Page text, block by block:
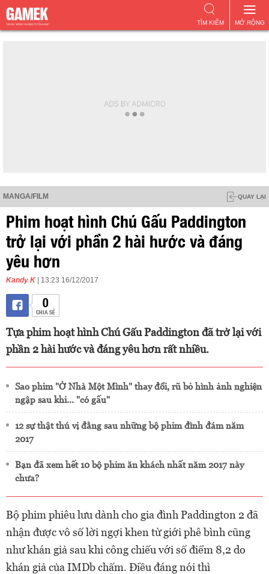
MỞ RỘNG
TÌM KIẾM
MANGA/FILM QUAY LẠI
Phim hoạt hình Chú Gấu Paddington
trở lại với phần 2 hài hước và đáng
yêu hơn
Kandy K | 13:23 16/12/2017
0
CHIA SẺ
Tựa phim hoạt hình Chú Gấu Paddington đã trở lại với
phần 2 hài hước và đáng yêu hơn rất nhiều.
Sao phim "Ở Nhà Một Mình" thay đổi, rũ bỏ hình ảnh nghiện
ngập sau khi... "có gấu"
12 sự thật thú vị đằng sau những bộ phim đình đám năm
2017
Bạn đã xem hết 10 bộ phim ăn khách nhất năm 2017 này
chưa?
Bộ phim phiêu lưu dành cho gia đình Paddington 2 đã
nhận được vô số lời ngợi khen từ giới phê bình cũng
như khán giả sau khi công chiếu với số điểm 8,2 do
khán giả của IMDb chấm. Điều đáng nói thì